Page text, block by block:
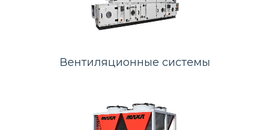
Вентиляционные системы